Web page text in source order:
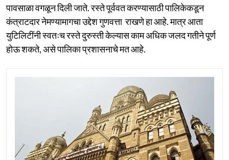
पावसाळा वगळून दिली जाते. रस्ते पूर्ववत करण्यासाठी पालिकेकडून
कंत्राटदार नेमण्यामागचा उद्देश गुणवत्ता राखणे हा आहे. मात्र आता
युटिलिटींनी स्वतःच रस्ते दुरुस्ती केल्यास काम अधिक जलद गतीने पूर्ण
होऊ शकते, असे पालिका प्रशासनाचे मत आहे.